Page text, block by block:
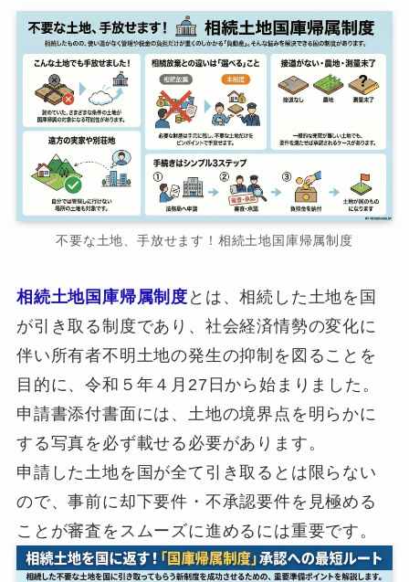
不要な土地、手放せます！相続土地国庫帰属制度
相続土地国庫帰属制度 とは、相続した土地を国
が引き取る制度であり、社会経済情勢の変化に
伴い所有者不明土地の発生の抑制を図ることを
目的に、令和５年４月27日から始まりました。
申請書添付書面には、土地の境界点を明らかに
する写真を必ず載せる必要があります。
申請した土地を国が全て引き取るとは限らない
ので、事前に却下要件・不承認要件を見極める
ことが審査をスムーズに進めるには重要です。